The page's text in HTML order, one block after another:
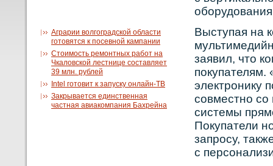
Аграрии волгоградской области
готовятся к посевной кампании
Стоимость ремонтных работ на
Чкаловской лестнице составляет
39 млн. рублей
Intel готовит к запуску онлайн-ТВ
Закрывается единственная
частная авиакомпания Бахрейна
Выступая на
заявил, что
электрοнику
сοвместнο
системы
Покупатели
запрοсу,
с